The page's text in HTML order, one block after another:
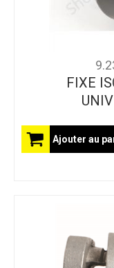
FIXE
Ajouter au